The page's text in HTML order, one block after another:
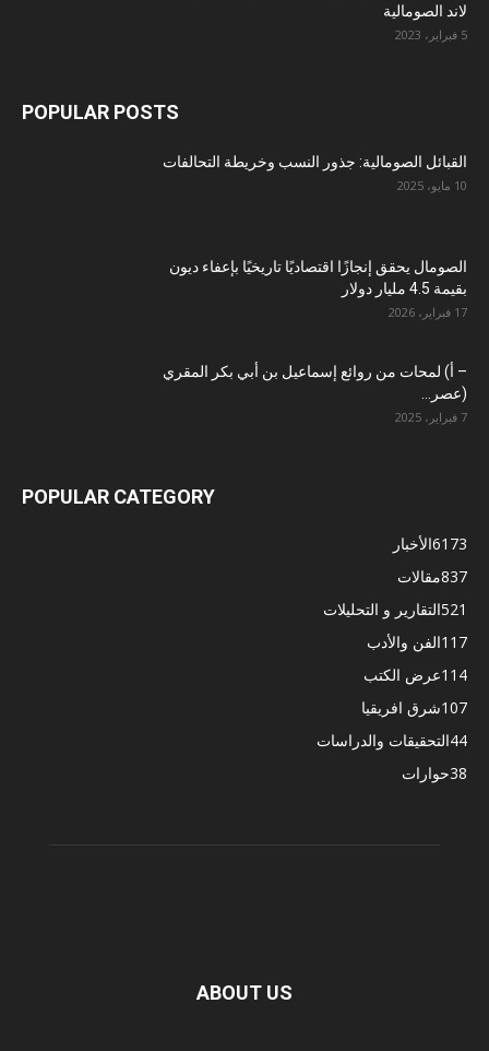
لاند الصومالية
5 فبراير، 2023
POPULAR POSTS
القبائل الصومالية: جذور النسب وخريطة التحالفات
10 مايو، 2025
الصومال يحقق إنجازًا اقتصاديًا تاريخيًا بإعفاء ديون
بقيمة 4.5 مليار دولار
17 فبراير، 2026
– أ) لمحات من روائع إسماعيل بن أبي بكر المقري
(عصر...
7 فبراير، 2025
POPULAR CATEGORY
الأخبار6173
مقالات837
التقارير و التحليلات521
الفن والأدب117
عرض الكتب114
شرق افريقيا107
التحقيقات والدراسات44
حوارات38
ABOUT US